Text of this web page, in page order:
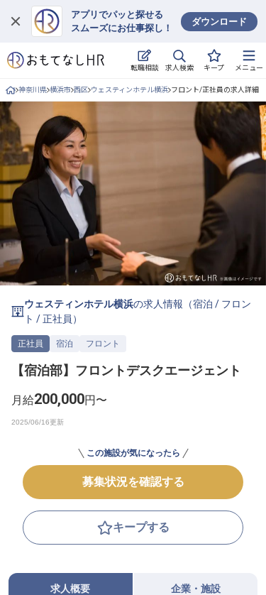
アプリでパッと探せる
スムーズにお仕事探し！
ダウンロード
転職相談 求人検索 キープ メニュー
ログイン
求人・施設を探す
キープした求人
就職・転職 合同説明会
おもてなしHRについて
ご利用の流れ
よくある質問
ホテル・宿泊業界情報コラム
無料 転職サポートに申し込む
採用をお考えの企業様へ
神奈川県 横浜市 西区 ウェスティンホテル横浜 フロント/正社員の求人詳細
ウェスティンホテル横浜の求人情報（宿泊 / フロン
ト /正社員 ）
正社員 宿泊 フロント
【宿泊部】フロントデスクエージェント
月給200,000円〜
この施設が気になったら
募集状況を確認する
キープする
求人概要 企業・施設